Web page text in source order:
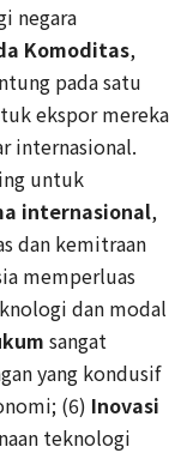
negara
Komoditas,
pada satu
ekspor mereka
internasional.
untuk
internasional,
dan kemitraan
memperluas
dan modal
sangat
yang kondusif
(6) Inovasi
teknologi